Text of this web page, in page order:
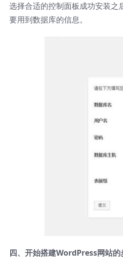
选择合适的控制面板成功安装
要用到数据库的信息。
四、开始搭建WordPress网站的